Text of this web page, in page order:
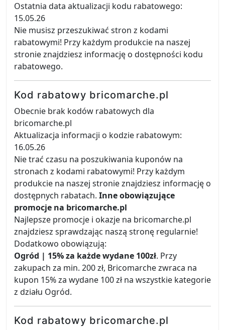
Ostatnia data aktualizacji kodu rabatowego:
15.05.26
Nie musisz przeszukiwać stron z kodami
rabatowymi! Przy każdym produkcie na naszej
stronie znajdziesz informację o dostępności kodu
rabatowego.
Kod rabatowy bricomarche.pl
Obecnie brak kodów rabatowych dla
bricomarche.pl
Aktualizacja informacji o kodzie rabatowym:
16.05.26
Nie trać czasu na poszukiwania kuponów na
stronach z kodami rabatowymi! Przy każdym
produkcie na naszej stronie znajdziesz informację o
dostępnych rabatach. Inne obowiązujące
promocje na bricomarche.pl
Najlepsze promocje i okazje na bricomarche.pl
znajdziesz sprawdzając naszą stronę regularnie!
Dodatkowo obowiązują:
Ogród | 15% za każde wydane 100zł. Przy
zakupach za min. 200 zł, Bricomarche zwraca na
kupon 15% za wydane 100 zł na wszystkie kategorie
z działu Ogród.
Kod rabatowy bricomarche.pl